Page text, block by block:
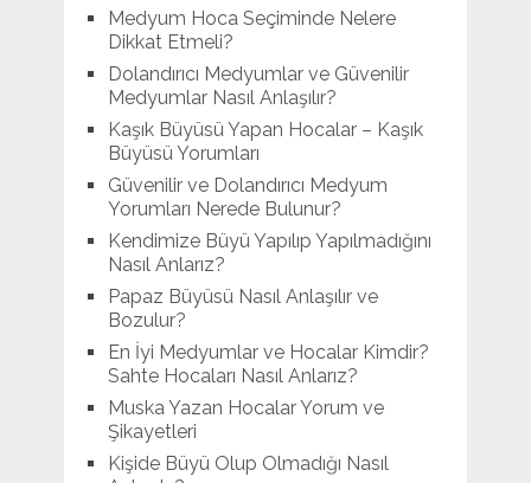
Medyum Hoca Seçiminde Nelere
Dikkat Etmeli?
Dolandırıcı Medyumlar ve Güvenilir
Medyumlar Nasıl Anlaşılır?
Kaşık Büyüsü Yapan Hocalar – Kaşık
Büyüsü Yorumları
Güvenilir ve Dolandırıcı Medyum
Yorumları Nerede Bulunur?
Kendimize Büyü Yapılıp Yapılmadığını
Nasıl Anlarız?
Papaz Büyüsü Nasıl Anlaşılır ve
Bozulur?
En İyi Medyumlar ve Hocalar Kimdir?
Sahte Hocaları Nasıl Anlarız?
Muska Yazan Hocalar Yorum ve
Şikayetleri
Kişide Büyü Olup Olmadığı Nasıl